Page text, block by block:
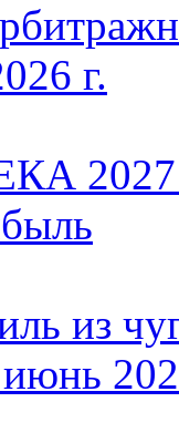
г.
2027:
из